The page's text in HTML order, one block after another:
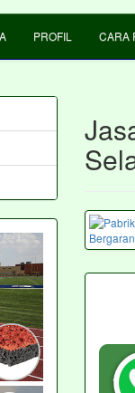
PROFIL CARA